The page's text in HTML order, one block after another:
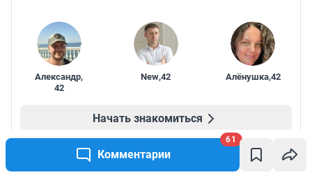
Комментарии
61
Александр,
42
New,42 Алёнушка,42
Начать знакомиться